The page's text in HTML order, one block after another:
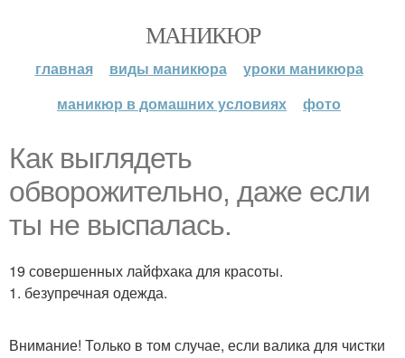
МАНИКЮР
главная виды маникюра
уроки маникюра
маникюр в домашних условиях
фото
Как выглядеть
обворожительно, даже если
ты не выспалась.
19 совершенных лайфхака для красоты.
1. безупречная одежда.
Внимание! Только в том случае, если валика для чистки